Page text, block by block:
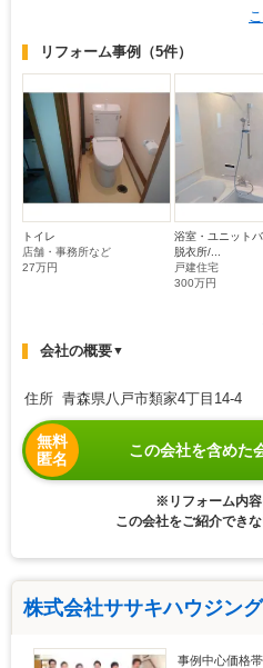
リフォーム事例 （5件）
トイレ
店舗・事務所など
27万円
浴室・ユニット
脱衣所/...
戸建住宅
300万円
会社の概要▼
住所 青森県八戸市類家4丁目14-4
無料
匿名
この会社を含めた
※リフォーム内容
この会社をご紹介でき
株式会社ササキハウジン
事例中心価格帯